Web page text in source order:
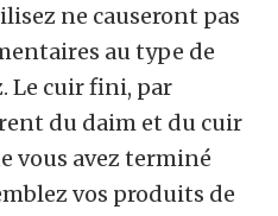
ne causeront pas
au type de
Le cuir fini, par
du daim et du cuir
vous avez terminé
vos produits de